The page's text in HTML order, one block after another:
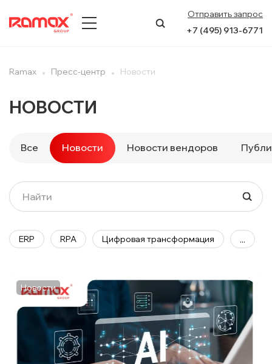
Отправить запрос
+7 (495) 913-6771
УСЛУГИ
КЕЙСЫ
Ramax Пресс-центр Новости
НОВОСТИ
Все Новости Новости вендоров
ERP RPA Цифровая трансформация
Новости